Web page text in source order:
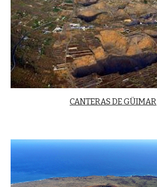
CANTERAS DE GÜIMAR